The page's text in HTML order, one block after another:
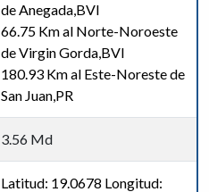
de Anegada,BVI
66.75 Km al Norte-Noroeste
de Virgin Gorda,BVI
180.93 Km al Este-Noreste de
San Juan,PR
3.56 Md
Latitud: 19.0678 Longitud: